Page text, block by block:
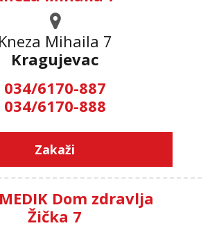
Kneza Mihaila 7
Kragujevac
034/6170-887
034/6170-888
Zakaži
Dom zdravlja
Žička 7